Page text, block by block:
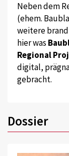
Neben dem
(ehem.
weitere
hier was
Regional
digital,
gebracht.
Dossier